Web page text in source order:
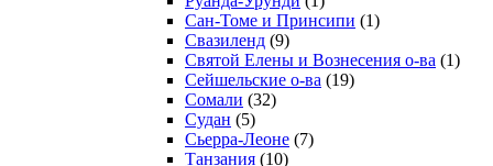
Сан-Томе и Принсипи (1)
Свазиленд (9)
Святой Елены и Вознесения о-ва (1)
Сейшельские о-ва (19)
Сомали (32)
Судан (5)
Сьерра-Леоне (7)
Танзания (10)